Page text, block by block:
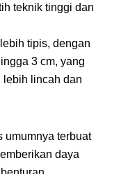
teknik tinggi dan
tipis, dengan
3 cm, yang
lebih lincah dan
umumnya terbuat
daya